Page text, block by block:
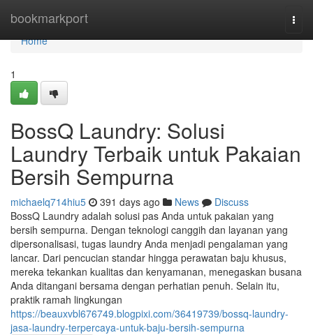
bookmarkport
Home
Home
1
BossQ Laundry: Solusi
Laundry Terbaik untuk Pakaian
Bersih Sempurna
michaelq714hiu5 391 days ago News
Discuss
BossQ Laundry adalah solusi pas Anda untuk pakaian yang
bersih sempurna. Dengan teknologi canggih dan layanan yang
dipersonalisasi, tugas laundry Anda menjadi pengalaman yang
lancar. Dari pencucian standar hingga perawatan baju khusus,
mereka tekankan kualitas dan kenyamanan, menegaskan busana
Anda ditangani bersama dengan perhatian penuh. Selain itu,
praktik ramah lingkungan
https://beauxvbl676749.blogpixi.com/36419739/bossq-laundry-
jasa-laundry-terpercaya-untuk-baju-bersih-sempurna